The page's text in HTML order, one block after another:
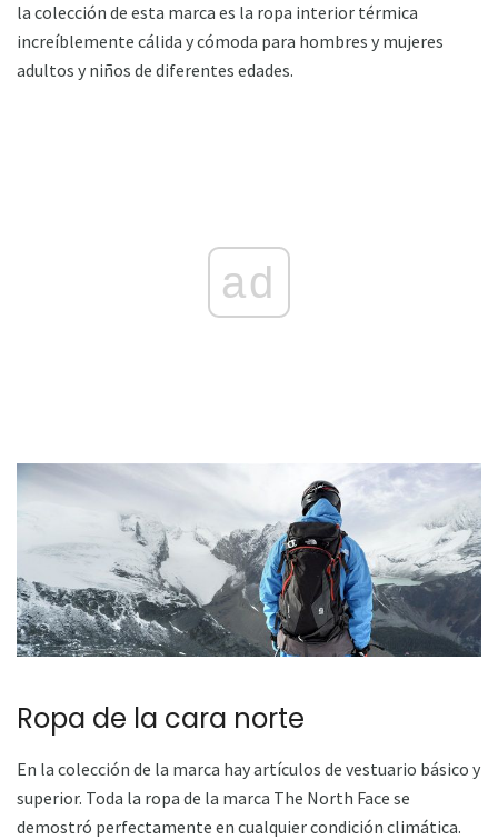
la colección de esta marca es la ropa interior térmica
increíblemente cálida y cómoda para hombres y mujeres
adultos y niños de diferentes edades.
ad
Ropa de la cara norte
En la colección de la marca hay artículos de vestuario básico y
superior. Toda la ropa de la marca The North Face se
demostró perfectamente en cualquier condición climática.